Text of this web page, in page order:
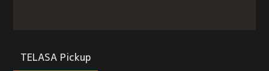
TELASA Pickup